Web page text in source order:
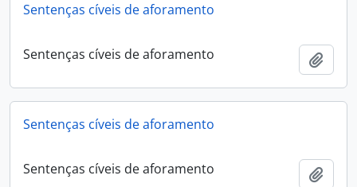
Sentenças cíveis de aforamento
Sentenças cíveis de aforamento
Sentenças cíveis de aforamento
Sentenças cíveis de aforamento